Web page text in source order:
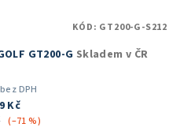
GT200-G Skladem v ČR
DPH
Kč
(–71 %)
KÓD: GT200-G-S212